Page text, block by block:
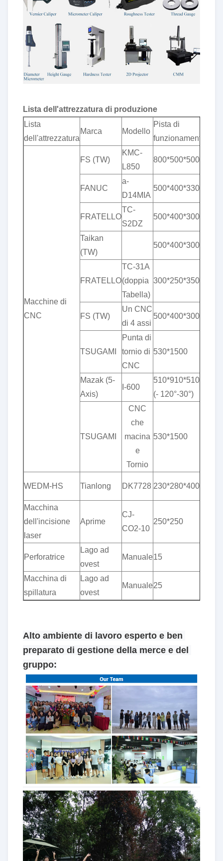
Lista dell'attrezzatura di produzione
Lista
dell'attrezzatura
Marca Modello
Pista di
funzionamento
Macchine di
CNC
FS (TW)
KMC-
L850
800*500*500
FANUC
a-
D14MIA
500*400*330
FRATELLO
TC-
S2DZ
500*400*300
Taikan
(TW)
500*400*300
FRATELLO
TC-31A
(doppia
Tabella)
300*250*350
FS (TW)
Un CNC
di 4 assi
500*400*300
TSUGAMI
Punta di
tornio di
CNC
530*1500
Mazak (5-
Axis)
I-600
510*910*510*360°*
(- 120°-30°)
TSUGAMI
CNC
che
macina
e
Tornio
530*1500
WEDM-HS Tianlong DK7728 230*280*400
Macchina
dell'incisione
laser
Aprime
CJ-
CO2-10
250*250
Perforatrice
Lago ad
ovest
Manuale15
Macchina di
spillatura
Lago ad
ovest
Manuale25
Alto ambiente di lavoro esperto e ben
preparato di gestione della merce e del
gruppo: